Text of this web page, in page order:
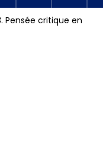
Pensée critique en